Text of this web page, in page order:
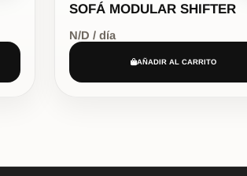
SOFÁ MODULAR SHIFTER
N/D / día
AÑADIR AL CARRITO